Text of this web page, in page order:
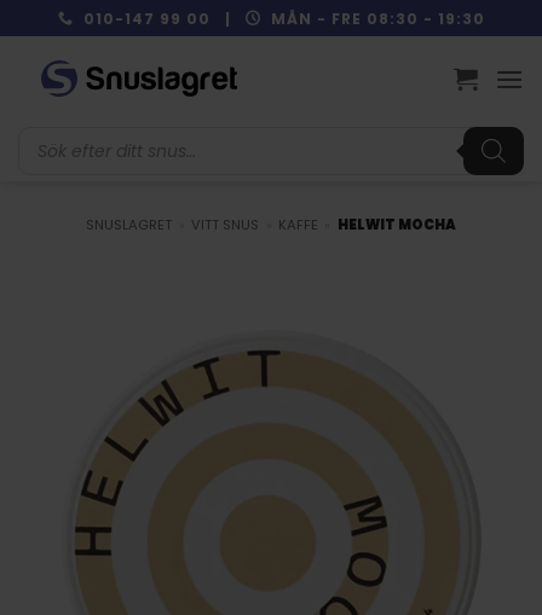
to
content
010-147 99 00 | MÅN - FRE 08:30 - 19:30
SNUSLAGRET VITT SNUS KAFFE HELWIT MOCHA